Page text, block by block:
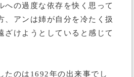
への過度な依存を快く思って
、アンは姉が自分を冷たく扱
ざけようとしていると感じて
たのは1692年の出来事でし